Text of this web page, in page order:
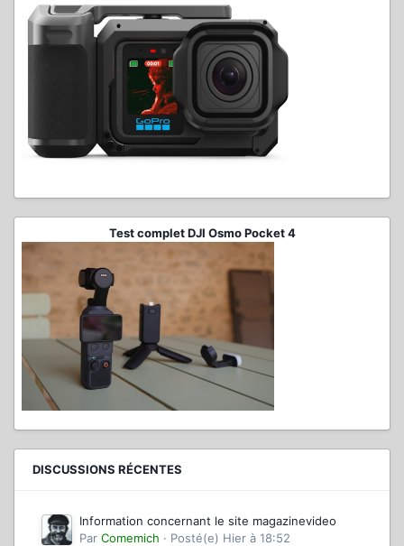
Test complet DJI Osmo Pocket 4
DISCUSSIONS RÉCENTES
Information concernant le site magazinevideo
Par Comemich · Posté(e) Hier à 18:52